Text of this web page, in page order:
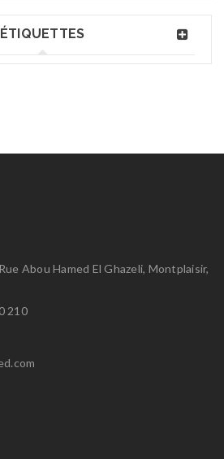
ÉTIQUETTES
Abou Hamed El Ghazeli, Montplaisir,
210